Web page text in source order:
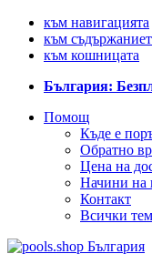
към навигацията
към
към кошницата
България:
Помощ
Къде е
Обратно
Цена на
Начини на
Контакт
Всички